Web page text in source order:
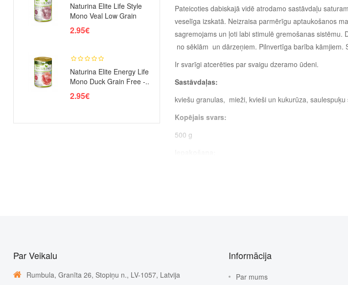
Naturina Elite Life Style
Mono Veal Low Grain
Caul..
2.95€
Naturina Elite Energy Life
Mono Duck Grain Free -..
2.95€
Pateicoties dabiskajā vidē atrodamo sastāvdaļu
veselīga izskatā. Neizraisa parmērīgu aptaukošanos
sagremojams un ļoti labi stimulē gremošanas
no sēklām un dārzeņiem. Pilnvertīga barība
Ir svarīgi atcerēties par svaigu dzeramo ūdeni.
Sastāvdaļas:
kviešu granulas, mieži, kvieši un kukurūza,
Kopējais svars:
500 g
Par Veikalu
Rumbula, Granīta 26, Stopiņu n., LV-1057, Latvija
Informācija
Par mums